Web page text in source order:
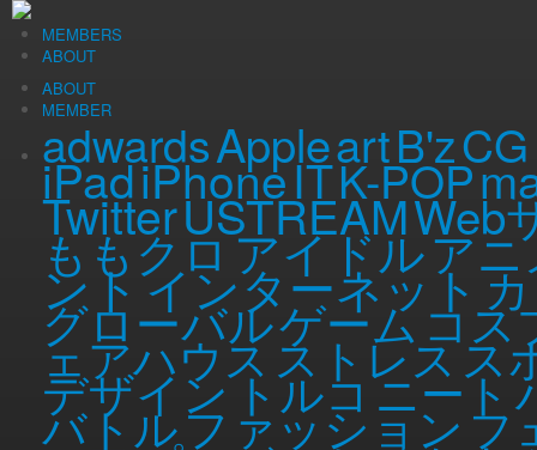
MEMBERS
ABOUT
ABOUT
MEMBER
adwardsAppleartB'zCG
iPadiPhoneITK-POP
TwitterUSTREAMWeb
ももクロアイドルア
ント インターネット
グローバルゲームコス
ェアハウスストレスス
デザイントルコ ニート
バトルファッション フ
Tue, 11 Mar 2014
（記事公開時の年齢 …
ひろゆきのもみじ饅頭コラム
連載コラム
3月10日OPEN！ハチヨン世代の2
ープンに行ってきた。
84ismライターで建築事務所経営のあべしん君と、これまた84ismライタ
のでは）がコラボして新たに表参道に誕生したHaieSalon、HONEYのプ
くとの事。）
店舗の場所は表参道と外苑前の間にあたりますが、とてもアットホームな
表参道の裏路地ながらアットホームで素敵な店内
エントランス入ってすぐ。壁が真っ白なのが要因でしょうか。外から入る